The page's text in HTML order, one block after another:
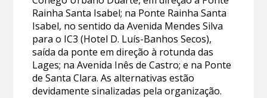
Rainha Santa Isabel; na Ponte Rainha Santa
Isabel, no sentido da Avenida Mendes Silva
para o IC3 (Hotel D. Luís-Banhos Secos),
saída da ponte em direção à rotunda das
Lages; na Avenida Inês de Castro; e na Ponte
de Santa Clara. As alternativas estão
devidamente sinalizadas pela organização.